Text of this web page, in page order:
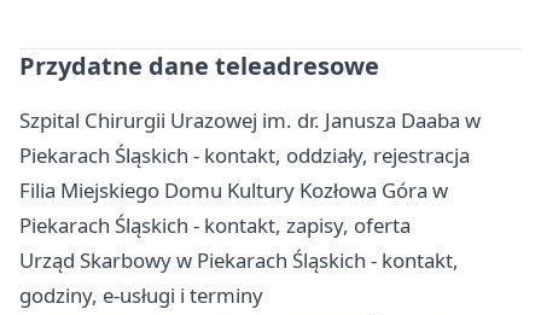
Przydatne dane teleadresowe
Szpital Chirurgii Urazowej im. dr. Janusza Daaba w
Piekarach Śląskich - kontakt, oddziały, rejestracja
Filia Miejskiego Domu Kultury Kozłowa Góra w
Piekarach Śląskich - kontakt, zapisy, oferta
Urząd Skarbowy w Piekarach Śląskich - kontakt,
godziny, e-usługi i terminy